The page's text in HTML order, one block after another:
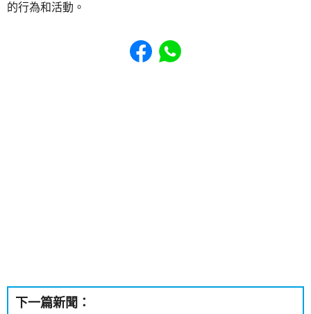
的行為和活動。
Share to Facebook
Share to WhatsApp
下一篇新聞：